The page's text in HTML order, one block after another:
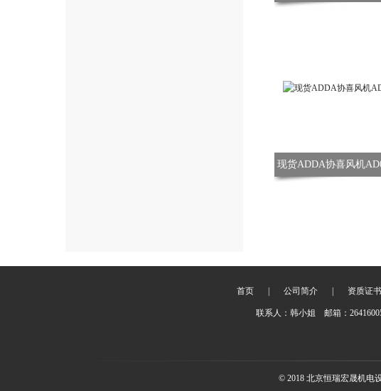
现货ADDA协喜风机
首页 公司简介 资质证书
联系人：韩小姐 邮箱：
© 2018 北京恒瑞宏晟机电